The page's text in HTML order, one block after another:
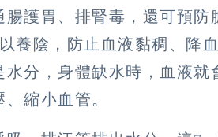
護胃、排腎毒，還可預防
養陰，防止血液黏稠、降
分，身體缺水時，血液就
縮小血管。